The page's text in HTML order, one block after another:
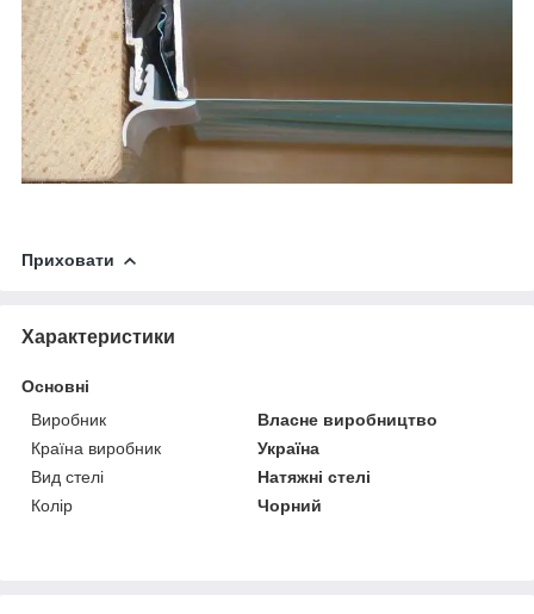
Приховати
Характеристики
Основні
Виробник
Власне виробництво
Країна виробник
Україна
Вид стелі
Натяжні стелі
Колір
Чорний